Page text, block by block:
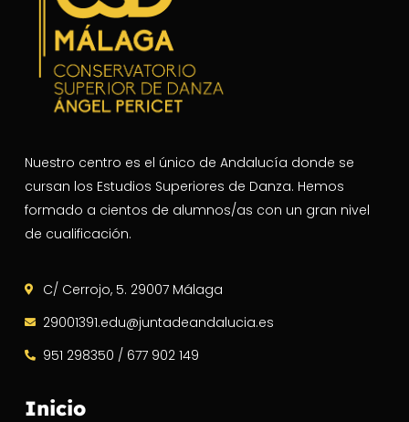
Nuestro centro es el único de Andalucía donde se
cursan los Estudios Superiores de Danza. Hemos
formado a cientos de alumnos/as con un gran nivel
de cualificación.
C/ Cerrojo, 5. 29007 Málaga
29001391.edu@juntadeandalucia.es
951 298350 / 677 902 149
Inicio